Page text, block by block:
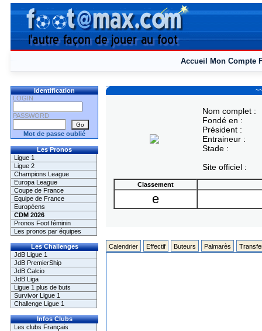
Accueil Mon Compte
Identification
LOGIN
PASSWORD
Mot de passe oublié
Les Pronos
Ligue 1
Ligue 2
Champions League
Europa League
Coupe de France
Equipe de France
Européens
CDM 2026
Pronos Foot féminin
Les pronos par équipes
Les Challenges
JdB Ligue 1
JdB PremierShip
JdB Calcio
JdB Liga
Ligue 1 plus de buts
Survivor Ligue 1
Challenge Ligue 1
Infos Clubs
Les clubs Français
Nom complet :
Fondé en :
Président :
Entraineur :
Stade :
Site officiel :
Classement
e
Calendrier Effectif Buteurs Palmarès